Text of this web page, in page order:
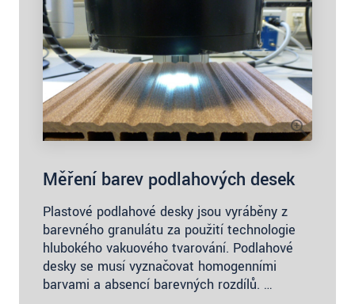
Měření barev podlahových desek
Plastové podlahové desky jsou vyráběny z
barevného granulátu za použití technologie
hlubokého vakuového tvarování. Podlahové
desky se musí vyznačovat homogenními
barvami a absencí barevných rozdílů. …